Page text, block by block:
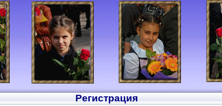
Регистрация